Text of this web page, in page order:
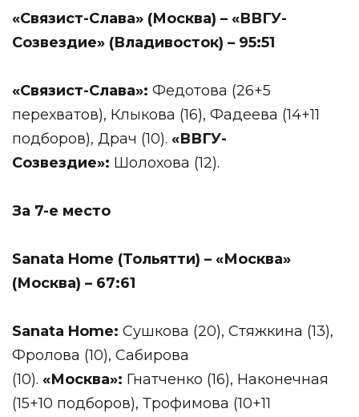
«Связист-Слава» (Москва) – «ВВГУ-
Созвездие» (Владивосток) – 95:51
«Связист-Слава»: Федотова (26+5
перехватов), Клыкова (16), Фадеева (14+11
подборов), Драч (10). «ВВГУ-
Созвездие»: Шолохова (12).
За 7-е место
Sanata Home (Тольятти) – «Москва»
(Москва) – 67:61
Sanata Home: Сушкова (20), Стяжкина (13),
Фролова (10), Сабирова
(10). «Москва»: Гнатченко (16), Наконечная
(15+10 подборов), Трофимова (10+11